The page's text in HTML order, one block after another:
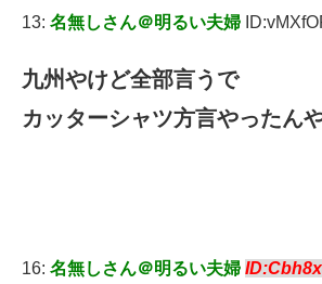
13: 名無しさん＠明るい夫婦
九州やけど全部言うで
カッターシャツ方言やったん
16: 名無しさん＠明るい夫婦